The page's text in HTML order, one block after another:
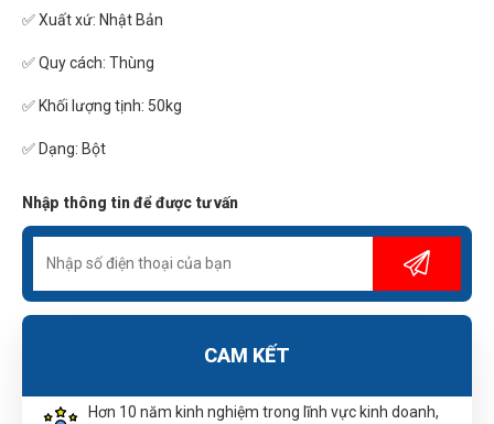
✅ Xuất xứ: Nhật Bản
✅ Quy cách: Thùng
✅ Khối lượng tịnh: 50kg
✅ Dạng: Bột
Nhập thông tin để được tư vấn
CAM KẾT
Hơn 10 năm kinh nghiệm trong lĩnh vực kinh doanh,